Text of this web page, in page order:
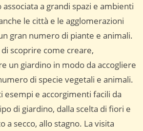
associata a grandi spazi e ambienti
le città e le agglomerazioni
gran numero di piante e animali.
scoprire come creare,
un giardino in modo da accogliere
di specie vegetali e animali.
esempi e accorgimenti facili da
di giardino, dalla scelta di fiori e
a secco, allo stagno. La visita